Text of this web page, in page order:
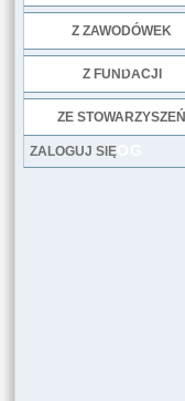
Z ZAWODÓWEK
Z FUNDACJI
ZE STOWARZYSZEŃ
LOG
ZALOGUJ SIĘ